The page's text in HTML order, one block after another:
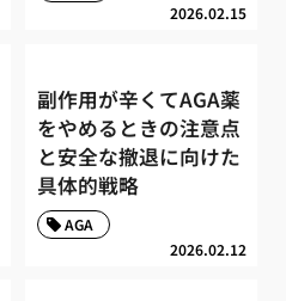
2026.02.15
副作用が辛くてAGA薬
をやめるときの注意点
と安全な撤退に向けた
具体的戦略
2026.02.12
AGA